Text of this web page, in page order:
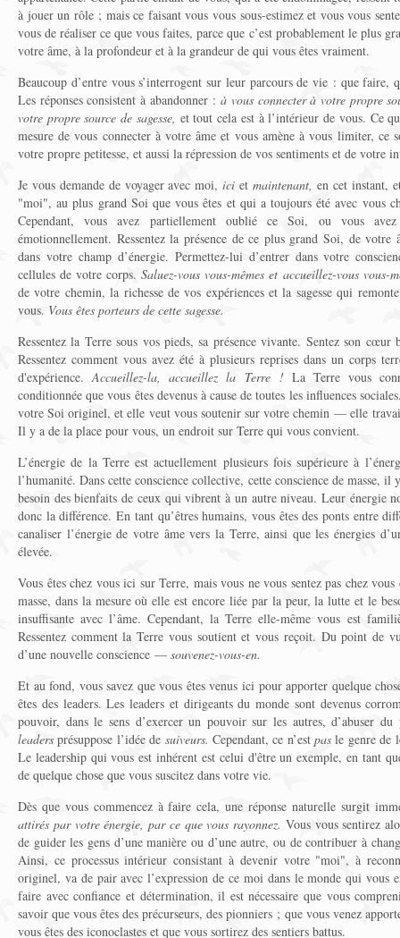
à jouer un rôle ; mais ce faisant vous vous sous-estimez et vous vous
vous de réaliser ce que vous faites, parce que c’est probablement le plus
votre âme, à la profondeur et à la grandeur de qui vous êtes vraiment.
Beaucoup d’entre vous s’interrogent sur leur parcours de vie : que faire,
Les réponses consistent à abandonner :à vous connecter à votre propre
votre propre source de sagesse, et tout cela est à l’intérieur de vous. Ce
mesure de vous connecter à votre âme et vous amène à vous limiter, ce
votre propre petitesse, et aussi la répression de vos sentiments et de votre
Je vous demande de voyager avec moi,ici etmaintenant, en cet instant,
"moi", au plus grand Soi que vous êtes et qui a toujours été avec vous
Cependant, vous avez partiellement oublié ce Soi, ou vous
émotionnellement. Ressentez la présence de ce plus grand Soi, de votre
dans votre champ d’énergie. Permettez-lui d’entrer dans votre
cellules de votre corps. Saluez-vous vous-mêmes et accueillez-vous vous-
de votre chemin, la richesse de vos expériences et la sagesse qui
vous. Vous êtes porteurs de cette sagesse.
Ressentez la Terre sous vos pieds, sa présence vivante. Sentez son
Ressentez comment vous avez été à plusieurs reprises dans un corps
d'expérience. Accueillez-la, accueillez la Terre ! La Terre vous
conditionnée que vous êtes devenus à cause de toutes les influences
votre Soi originel, et elle veut vous soutenir sur votre chemin — elle
Il y a de la place pour vous, un endroit sur Terre qui vous convient.
L’énergie de la Terre est actuellement plusieurs fois supérieure à
l’humanité. Dans cette conscience collective, cette conscience de masse,
besoin des bienfaits de ceux qui vibrent à un autre niveau. Leur énergie
donc la différence. En tant qu’êtres humains, vous êtes des ponts entre
canaliser l’énergie de votre âme vers la Terre, ainsi que les énergies
élevée.
Vous êtes chez vous ici sur Terre, mais vous ne vous sentez pas chez vous
masse, dans la mesure où elle est encore liée par la peur, la lutte et le
insuffisante avec l’âme. Cependant, la Terre elle-même vous est
Ressentez comment la Terre vous soutient et vous reçoit. Du point de
d’une nouvelle conscience — souvenez-vous-en.
Et au fond, vous savez que vous êtes venus ici pour apporter quelque
êtes des leaders. Les leaders et dirigeants du monde sont devenus
pouvoir, dans le sens d’exercer un pouvoir sur les autres, d’abuser
leaders présuppose l’idée de suiveurs. Cependant, ce n’est pas le genre de
Le leadership qui vous est inhérent est celui d'être un exemple, en tant
de quelque chose que vous suscitez dans votre vie.
Dès que vous commencez à faire cela, une réponse naturelle surgit
attirés par votre énergie, par ce que vous rayonnez. Vous vous sentirez
de guider les gens d’une manière ou d’une autre, ou de contribuer à
Ainsi, ce processus intérieur consistant à devenir votre "moi", à
originel, va de pair avec l’expression de ce moi dans le monde qui vous
faire avec confiance et détermination, il est nécessaire que vous
savoir que vous êtes des précurseurs, des pionniers ; que vous venez
vous êtes des iconoclastes et que vous sortirez des sentiers battus.